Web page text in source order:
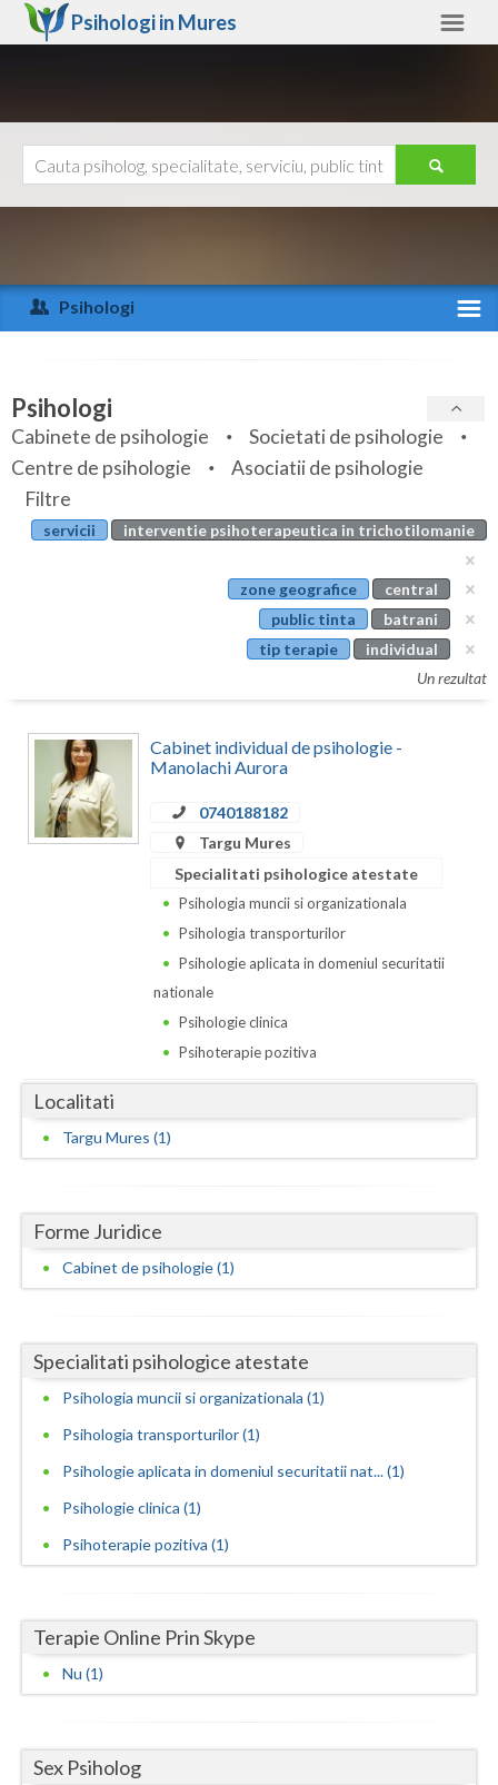
Psihologi in Mures
Arad
Arges
Bihor
Bistrita-Nasaud
Botosani
Calarasi
Caras-Severin
Cluj
Giurgiu
Gorj
Hunedoara
Ialomita
Ilfov
Maramures
Mehedinti
Neamt
Prahova
Salaj
Sibiu
Ajutor
Psihologi
Specialitati
Servicii
Articole
Evenimente
Psihologi
Cabinete de psihologie
Societati de psihologie
Centre de psihologie
Asociatii de psihologie
Filtre
servicii interventie psihoterapeutica in trichotilomanie
zone geografice
central
public tinta
batrani
tip terapie
individual
Un rezultat
Cabinet individual de psihologie -
Manolachi Aurora
0740188182
Targu Mures
Specialitati psihologice atestate
Psihologia muncii si organizationala
Psihologia transporturilor
Psihologie aplicata in domeniul securitatii
nationale
Psihologie clinica
Psihoterapie pozitiva
Localitati
Targu Mures (1)
Forme Juridice
Cabinet de psihologie (1)
Specialitati psihologice atestate
Psihologia muncii si organizationala (1)
Psihologia transporturilor (1)
Psihologie aplicata in domeniul securitatii nat... (1)
Psihologie clinica (1)
Psihoterapie pozitiva (1)
Terapie Online Prin Skype
Nu (1)
Sex Psiholog